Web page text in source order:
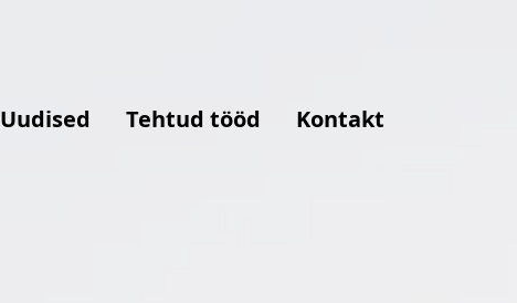
Uudised Tehtud tööd Kontakt